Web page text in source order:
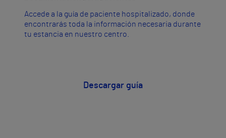
Accede a la guía de paciente hospitalizado, donde
encontrarás toda la información necesaria durante
tu estancia en nuestro centro.
Descargar guía